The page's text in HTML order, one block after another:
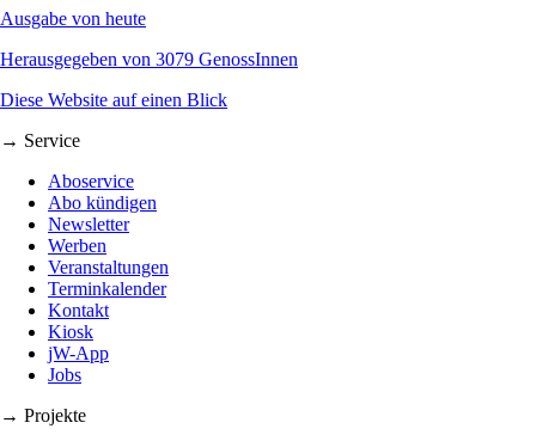
Ausgabe von heute
Herausgegeben von 3079 GenossInnen
Diese Website auf einen Blick
→ Service
Aboservice
Abo kündigen
Newsletter
Werben
Veranstaltungen
Terminkalender
Kontakt
Kiosk
jW-App
Jobs
→ Projekte